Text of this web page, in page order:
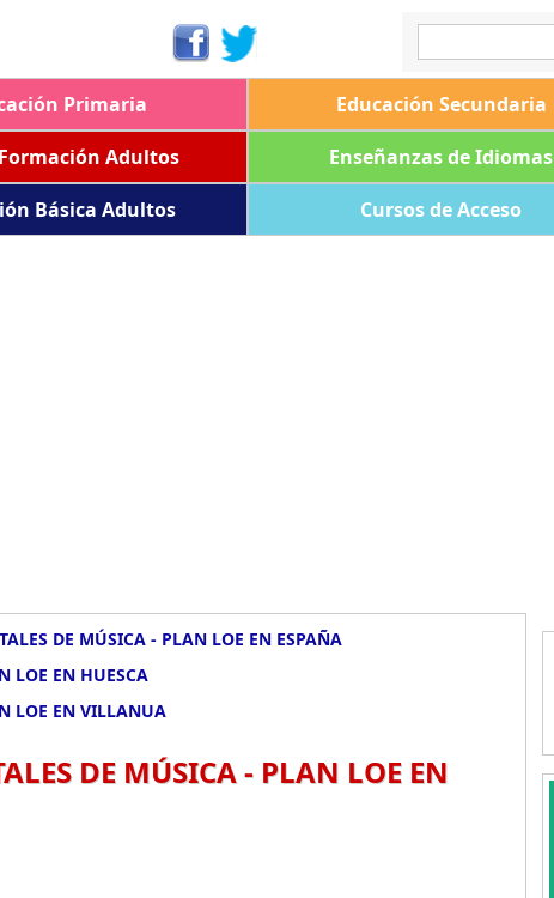
Primaria Educación Secundaria
Adultos Enseñanzas de Idiomas
Básica Adultos Cursos de Acceso
DE MÚSICA - PLAN LOE EN ESPAÑA
LOE EN HUESCA
LOE EN VILLANUA
DE MÚSICA - PLAN LOE EN